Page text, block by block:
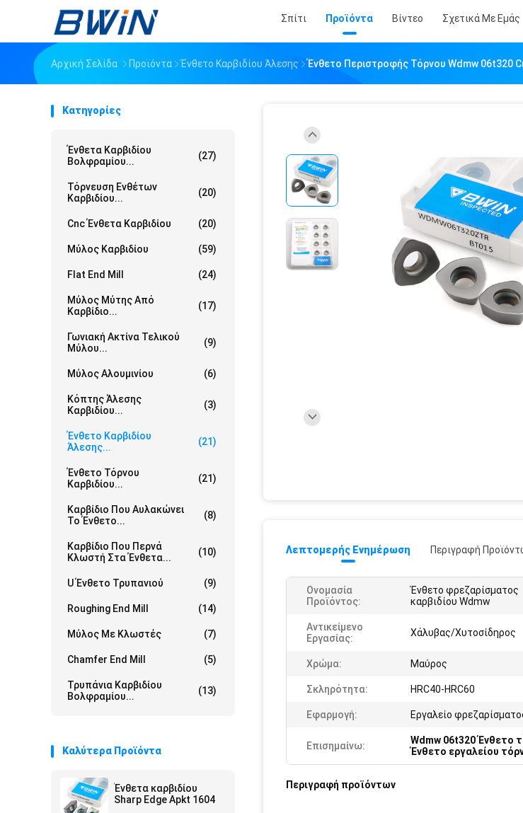
Σπίτι Προϊόντα Βίντεο Σχετικά Με Εμάς
Αρχική Σελίδα Προϊόντα Ένθετο Καρβιδίου Άλεσης Ένθετο Περιστροφής Τόρνου Wdmw 06t320
Κατηγορίες
Ένθετα Καρβιδίου
Βολφραμίου...
(27)
Τόρνευση Ενθέτων
Καρβιδίου...
(20)
Cnc Ένθετα Καρβιδίου (20)
Μύλος Καρβιδίου (59)
Flat End Mill (24)
Μύλος Μύτης Από
Καρβίδιο...
(17)
Γωνιακή Ακτίνα Τελικού
Μύλου...
(9)
Μύλος Αλουμινίου (6)
Κόπτης Άλεσης
Καρβιδίου...
(3)
Ένθετο Καρβιδίου
Άλεσης...
(21)
Ένθετο Τόρνου
Καρβιδίου...
(21)
Καρβίδιο Που Αυλακώνει
Το Ένθετο...
(8)
Καρβίδιο Που Περνά
Κλωστή Στα Ένθετα...
(10)
U Ένθετο Τρυπανιού (9)
Roughing End Mill (14)
Μύλος Με Κλωστές (7)
Chamfer End Mill (5)
Τρυπάνια Καρβιδίου
Βολφραμίου...
(13)
Καλύτερα Προϊόντα
Ένθετα καρβιδίου
Sharp Edge Apkt 1604
Λεπτομερής Ενημέρωση Περιγραφή
Ονομασία
Προϊόντος:
Ένθετο φρεζαρίσματος
καρβιδίου Wdmw
Αντικείμενο
Εργασίας:
Χάλυβας/Χυτοσίδηρος
Χρώμα: Μαύρος
Σκληρότητα: HRC40-HRC60
Εφαρμογή: Εργαλείο
Επισημαίνω: Wdmw 06t320 Ένθετο
Ένθετο εργαλείου
Περιγραφή προϊόντων